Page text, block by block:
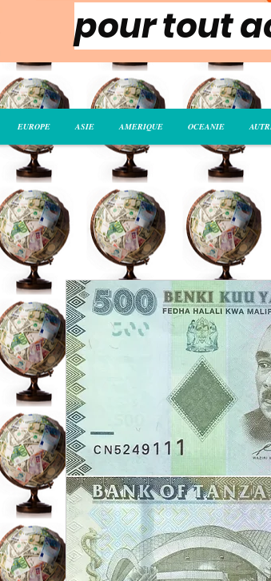
pour tout
EUROPE ASIE AMERIQUE OCEANIE